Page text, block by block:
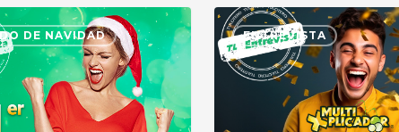
DE NAVIDAD ENTREVISTA